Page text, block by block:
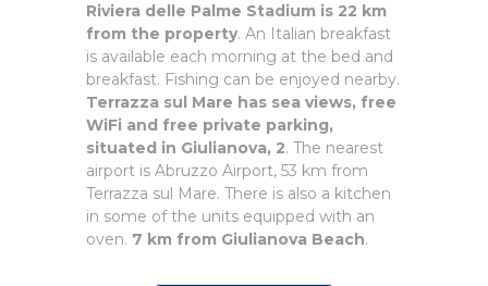
Riviera delle Palme Stadium is 22 km
from the property. An Italian breakfast
is available each morning at the bed and
breakfast. Fishing can be enjoyed nearby.
Terrazza sul Mare has sea views, free
WiFi and free private parking,
situated in Giulianova, 2. The nearest
airport is Abruzzo Airport, 53 km from
Terrazza sul Mare. There is also a kitchen
in some of the units equipped with an
oven. 7 km from Giulianova Beach.